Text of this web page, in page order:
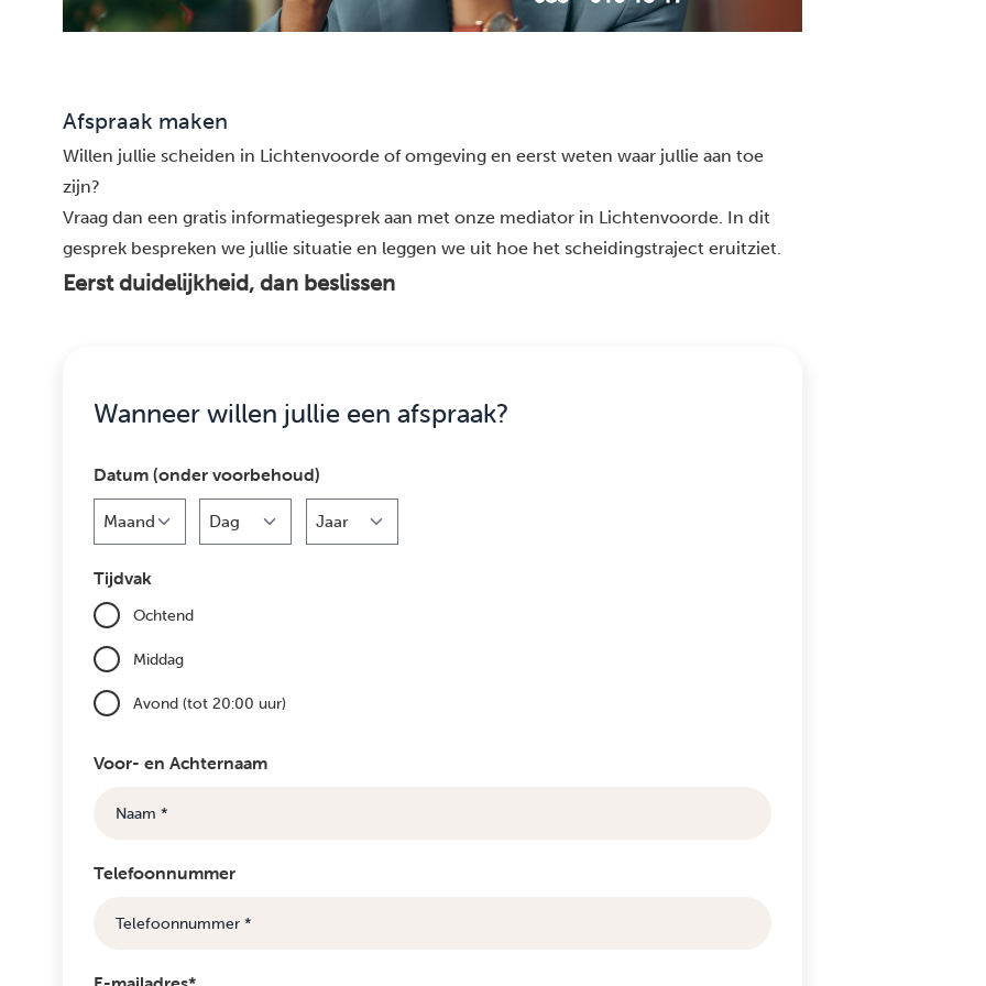
Afspraak maken
Willen jullie scheiden in Lichtenvoorde of omgeving en eerst weten waar jullie aan toe
zijn?
Vraag dan een gratis informatiegesprek aan met onze mediator in Lichtenvoorde. In dit
gesprek bespreken we jullie situatie en leggen we uit hoe het scheidingstraject eruitziet.
Eerst duidelijkheid, dan beslissen
Wanneer willen jullie een afspraak?
Datum (onder voorbehoud)
Tijdvak
Ochtend
Middag
Avond (tot 20:00 uur)
Voor- en Achternaam
Telefoonnummer